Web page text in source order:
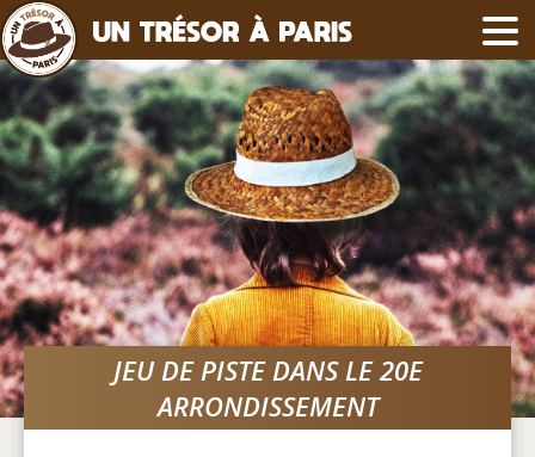
JEU DE PISTE DANS LE 20E
ARRONDISSEMENT